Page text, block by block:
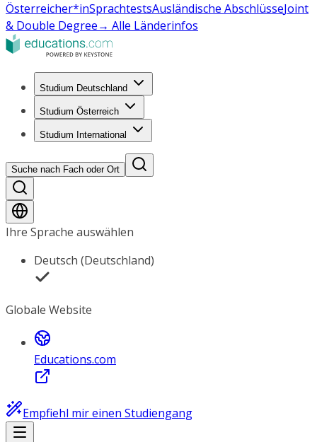
Österreicher*inSprachtestsAusländische AbschlüsseJoint
& Double Degree→ Alle Länderinfos
Studium Deutschland
Studium Österreich
Studium International
Suche nach Fach oder Ort
Ihre Sprache auswählen
Deutsch (Deutschland)
Globale Website
Educations.com
Empfiehl mir einen Studiengang